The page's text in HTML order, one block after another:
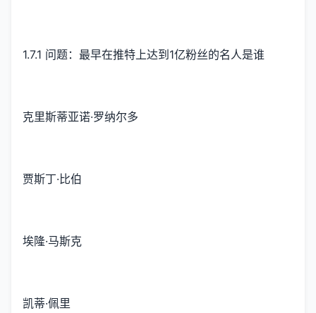
1.7.1 问题：最早在推特上达到1亿粉丝的名人是谁
克里斯蒂亚诺·罗纳尔多
贾斯丁·比伯
埃隆·马斯克
凯蒂·佩里